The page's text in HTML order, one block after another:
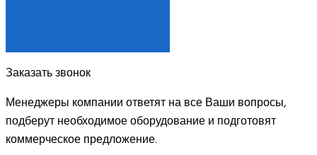
Заказать звонок
Менеджеры компании ответят на все Ваши вопросы,
подберут необходимое оборудование и подготовят
коммерческое предложение.